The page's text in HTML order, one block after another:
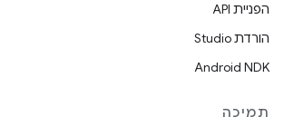
הפניית API
הורדת Studio
Android NDK
תמיכה